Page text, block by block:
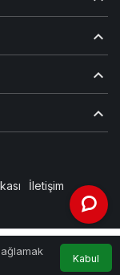
Kabul
İletişim